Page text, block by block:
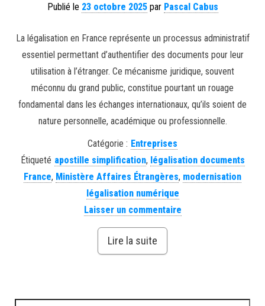
Publié le 23 octobre 2025par Pascal Cabus
La légalisation en France représente un processus administratif
essentiel permettant d’authentifier des documents pour leur
utilisation à l’étranger. Ce mécanisme juridique, souvent
méconnu du grand public, constitue pourtant un rouage
fondamental dans les échanges internationaux, qu’ils soient de
nature personnelle, académique ou professionnelle.
Catégorie : Entreprises
Étiqueté apostille simplification, légalisation documents
France, Ministère Affaires Étrangères, modernisation
légalisation numérique
Laisser un commentaire
Lire la suite